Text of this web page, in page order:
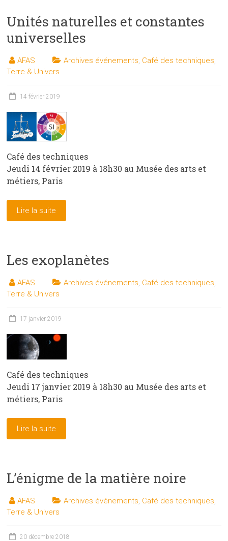
Unités naturelles et constantes
universelles
AFAS Archives événements Café des techniques
Terre & Univers
14 février 2019
Café des techniques
Jeudi 14 février 2019 à 18h30 au Musée des arts et
métiers, Paris
Lire la suite
Les exoplanètes
AFAS Archives événements, Café des techniques,
Terre & Univers
17 janvier 2019
Café des techniques
Jeudi 17 janvier 2019 à 18h30 au Musée des arts et
métiers, Paris
Lire la suite
L’énigme de la matière noire
AFAS Archives événements Café des techniques
Terre & Univers
20 décembre 2018